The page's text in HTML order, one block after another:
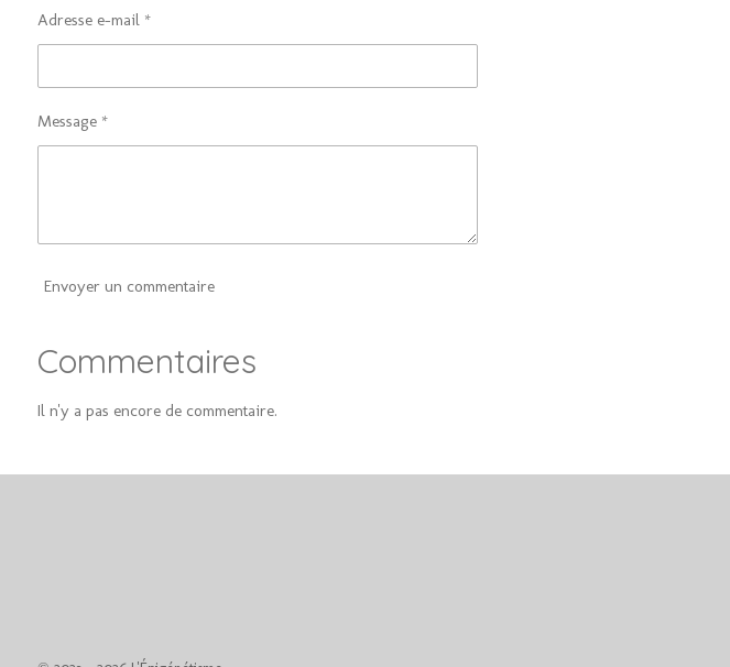
Adresse e-mail *
Message *
Envoyer un commentaire
Commentaires
Il n'y a pas encore de commentaire.